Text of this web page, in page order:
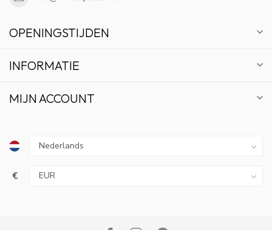
OPENINGSTIJDEN
INFORMATIE
MIJN ACCOUNT
€